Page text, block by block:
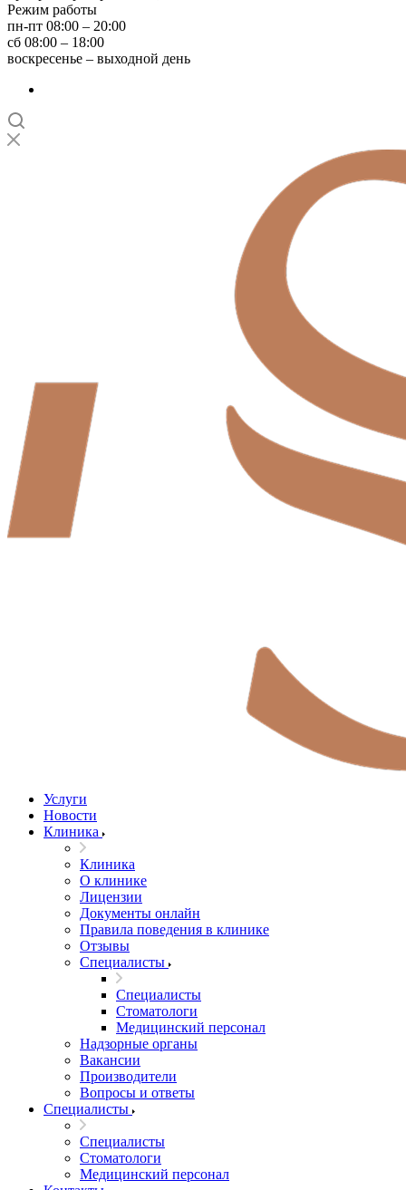
Режим работы
пн-пт 08:00 – 20:00
сб 08:00 – 18:00
воскресенье – выходной день
Услуги
Новости
Клиника
Клиника
О клинике
Лицензии
Документы онлайн
Правила поведения в клинике
Отзывы
Специалисты
Специалисты
Стоматологи
Медицинский персонал
Надзорные органы
Вакансии
Производители
Вопросы и ответы
Специалисты
Специалисты
Стоматологи
Медицинский персонал